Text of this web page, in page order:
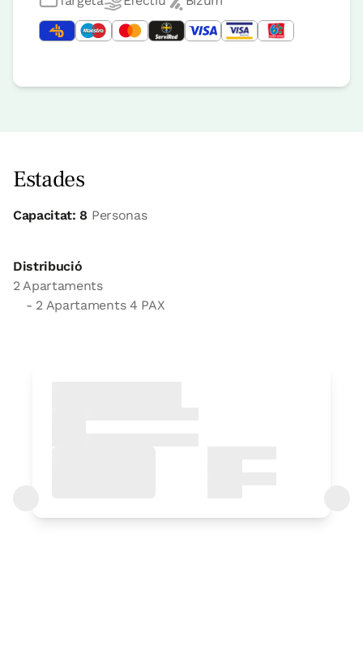
Estades
Capacitat: 8 Personas
Distribució
2 Apartaments
- 2 Apartaments 4 PAX